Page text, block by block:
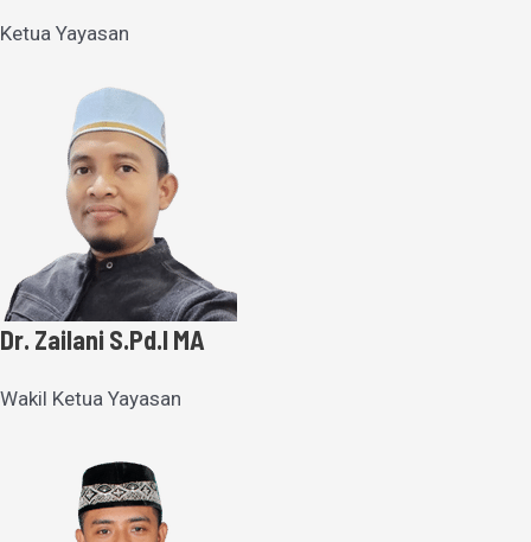
Ketua Yayasan
Dr. Zailani S.Pd.I MA
Wakil Ketua Yayasan